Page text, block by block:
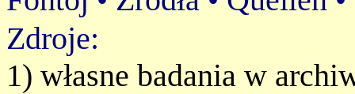
Zdroje:
1) własne badania w